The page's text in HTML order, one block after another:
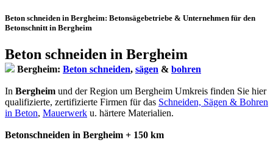
Beton schneiden in Bergheim: Betonsägebetriebe & Unternehmen für den
Betonschnitt in Bergheim
Beton schneiden in Bergheim
Bergheim: Beton schneiden, sägen & bohren
In Bergheim und der Region um Bergheim Umkreis finden Sie hier
qualifizierte, zertifizierte Firmen für das Schneiden, Sägen & Bohren
in Beton, Mauerwerk u. härtere Materialien.
Betonschneiden in Bergheim + 150 km